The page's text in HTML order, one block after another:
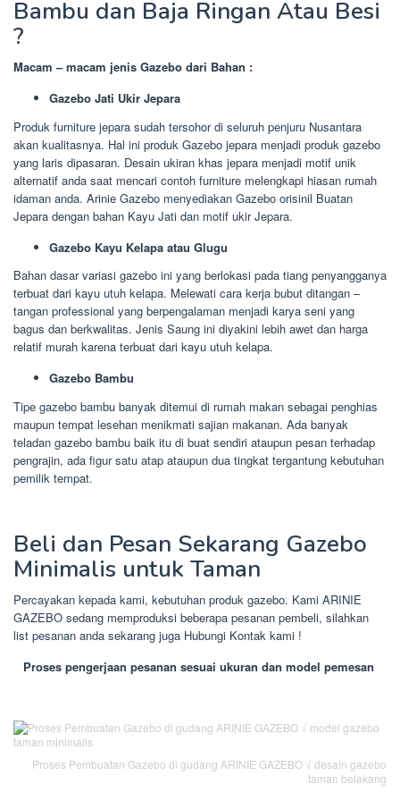
Bambu dan Baja Ringan Atau Besi
?
Macam – macam jenis Gazebo dari Bahan :
Gazebo Jati Ukir Jepara
Produk furniture jepara sudah tersohor di seluruh penjuru Nusantara
akan kualitasnya. Hal ini produk Gazebo jepara menjadi produk gazebo
yang laris dipasaran. Desain ukiran khas jepara menjadi motif unik
alternatif anda saat mencari contoh furniture melengkapi hiasan rumah
idaman anda. Arinie Gazebo menyediakan Gazebo orisinil Buatan
Jepara dengan bahan Kayu Jati dan motif ukir Jepara.
Gazebo Kayu Kelapa atau Glugu
Bahan dasar variasi gazebo ini yang berlokasi pada tiang penyangganya
terbuat dari kayu utuh kelapa. Melewati cara kerja bubut ditangan –
tangan professional yang berpengalaman menjadi karya seni yang
bagus dan berkwalitas. Jenis Saung ini diyakini lebih awet dan harga
relatif murah karena terbuat dari kayu utuh kelapa.
Gazebo Bambu
Tipe gazebo bambu banyak ditemui di rumah makan sebagai penghias
maupun tempat lesehan menikmati sajian makanan. Ada banyak
teladan gazebo bambu baik itu di buat sendiri ataupun pesan terhadap
pengrajin, ada figur satu atap ataupun dua tingkat tergantung kebutuhan
pemilik tempat.
Beli dan Pesan Sekarang Gazebo
Minimalis untuk Taman
Percayakan kepada kami, kebutuhan produk gazebo. Kami ARINIE
GAZEBO sedang memproduksi beberapa pesanan pembeli, silahkan
list pesanan anda sekarang juga Hubungi Kontak kami !
Proses pengerjaan pesanan sesuai ukuran dan model pemesan
Proses Pembuatan Gazebo di gudang ARINIE GAZEBO √ desain gazebo
taman belakang